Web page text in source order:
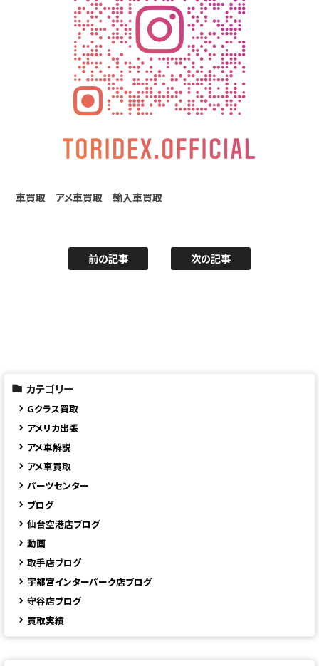
車買取 アメ車買取 輸入車買取
前の記事 次の記事
カテゴリー
Gクラス買取
アメリカ出張
アメ車解説
アメ車買取
パーツセンター
ブログ
仙台空港店ブログ
動画
取手店ブログ
宇都宮インターパーク店ブログ
守谷店ブログ
買取実績